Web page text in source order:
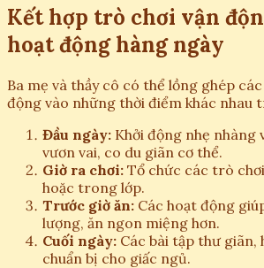
Kết hợp trò chơi vận
hoạt động hàng ngày
Ba mẹ và thầy cô có thể lồng ghép
động vào những thời điểm khác nhau
Đầu ngày: Khởi động nhẹ nhàng
vươn vai, co du giãn cơ thể.
Giờ ra chơi: Tổ chức các trò
hoặc trong lớp.
Trước giờ ăn: Các hoạt động
lượng, ăn ngon miệng hơn.
Cuối ngày: Các bài tập thư
chuẩn bị cho giấc ngủ.